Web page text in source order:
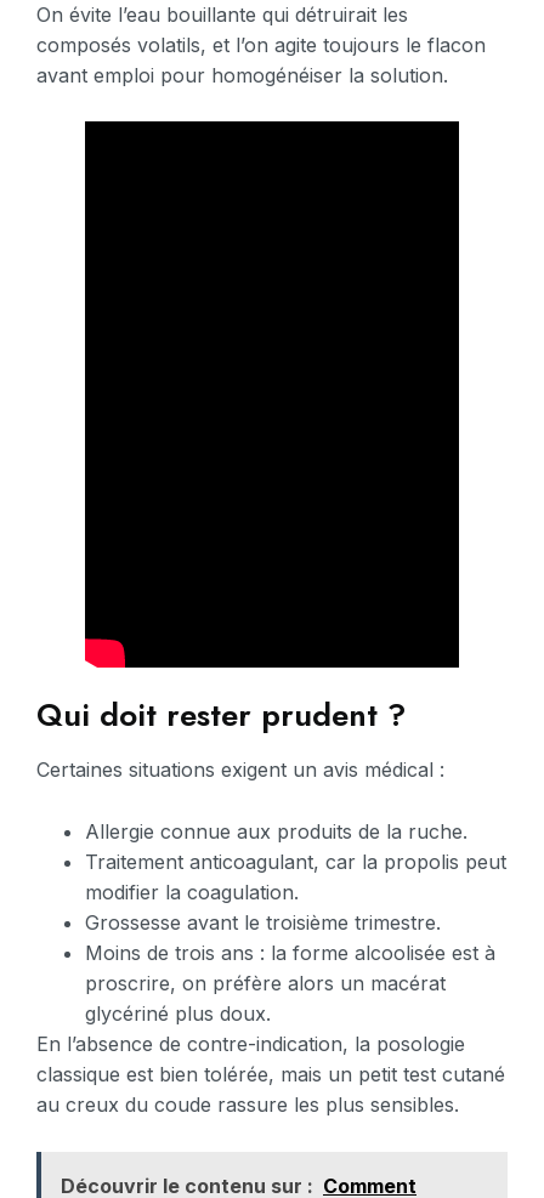
On évite l’eau bouillante qui détruirait les
composés volatils, et l’on agite toujours le flacon
avant emploi pour homogénéiser la solution.
Qui doit rester prudent ?
Certaines situations exigent un avis médical :
Allergie connue aux produits de la ruche.
Traitement anticoagulant, car la propolis peut
modifier la coagulation.
Grossesse avant le troisième trimestre.
Moins de trois ans : la forme alcoolisée est à
proscrire, on préfère alors un macérat
glycériné plus doux.
En l’absence de contre-indication, la posologie
classique est bien tolérée, mais un petit test cutané
au creux du coude rassure les plus sensibles.
Découvrir le contenu sur : Comment